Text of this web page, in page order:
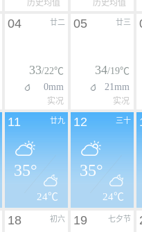
历史均值 历史均值
廿二
04
33/22℃
0mm
实况
廿三
05
34/19℃
21mm
实况
廿九
11
35°
24℃
三十
12
35°
24℃
初六
18 七夕节
19